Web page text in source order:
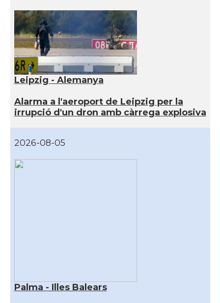
Leipzig - Alemanya
Alarma a l'aeroport de Leipzig per la
irrupció d'un dron amb càrrega explosiva
2026-08-05
Palma - Illes Balears